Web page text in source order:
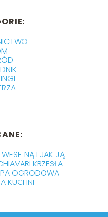
I JAK JĄ
KRZESŁA
OGRODOWA
KUCHNI